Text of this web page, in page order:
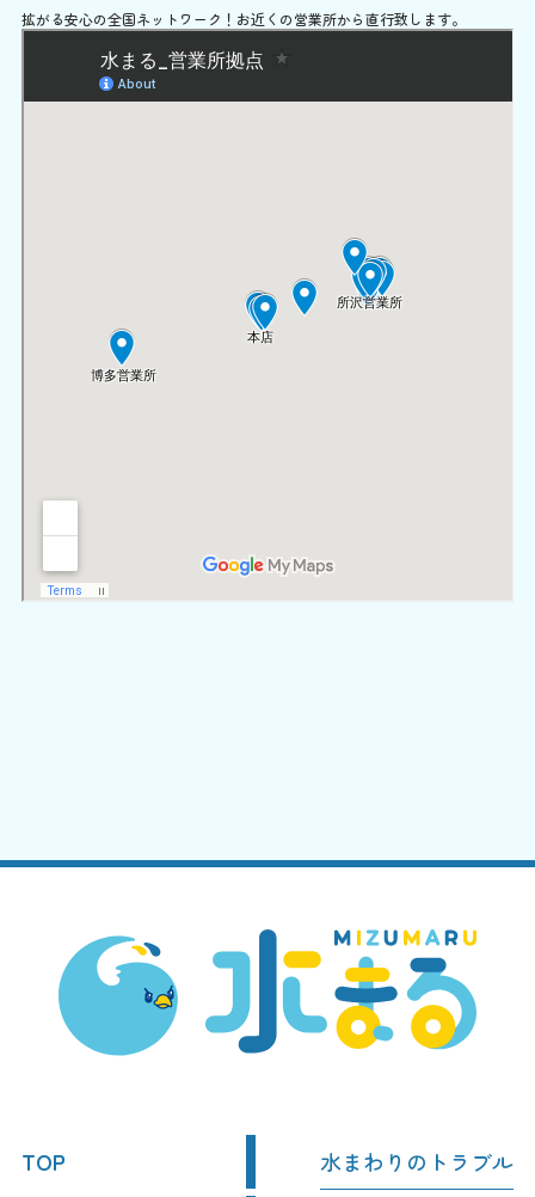
拡がる安心の全国ネットワーク！お近くの営業所から直行致します。
TOP 水まわりのトラブル